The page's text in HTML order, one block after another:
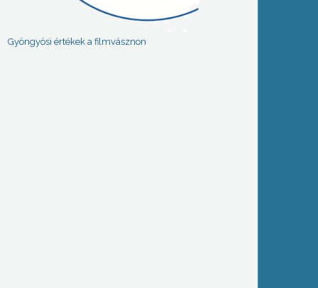
Gyöngyösi értékek a filmvásznon